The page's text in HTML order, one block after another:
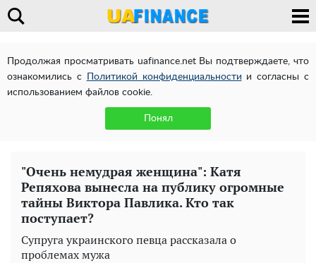
Продолжая просматривать uafinance.net Вы подтверждаете, что
ознакомились с
Политикой конфиденциальности и согласны с
использованием файлов cookie.
Понял
"Очень немудрая женщина": Катя
Репяхова вынесла на публику огромные
тайны Виктора Павлика. Кто так
поступает?
Супруга украинского певца рассказала о
проблемах мужа